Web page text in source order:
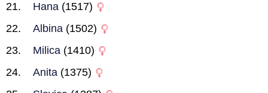
Hana (1517)
Albina (1502)
Milica (1410)
Anita (1375)